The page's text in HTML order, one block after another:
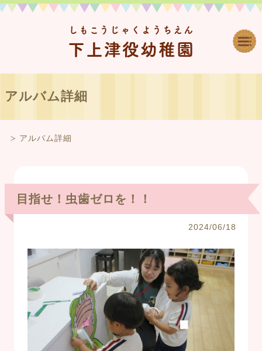
しもこうじゃくようちえん
下上津役幼稚園
アルバム詳細
アルバム詳細
目指せ！虫歯ゼロを！！
2024/06/18